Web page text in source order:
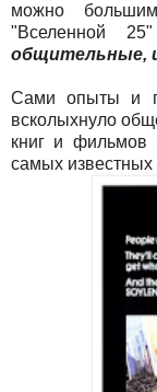
можно
"Вселенной
общительные,
Сами опыты и
всколыхнуло
книг и фильмов
самых